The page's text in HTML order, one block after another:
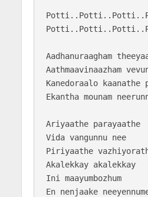
Aadhanuraagham
Aathmaavinaazham
Kanedoraalo kaanathe
Ekantha mounam
Ariyaathe parayaathe
Vida vangunnu nee
Piriyaathe
Akalekkay akalekkay
Ini maayumbozhum